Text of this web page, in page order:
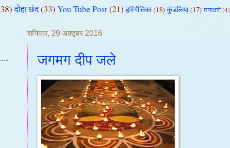
दोहा छंद(33) You Tube Post(21) हरिगीतिका (18) कुंडलिया (17) घनाक्षरी(4)
शनिवार, 29 अक्टूबर 2016
जगमग दीप जले